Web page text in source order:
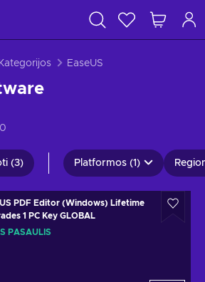
Kategorijos EaseUS
(3) Platformos (1)
PDF Editor (Windows) Lifetime
1 PC Key GLOBAL
PASAULIS